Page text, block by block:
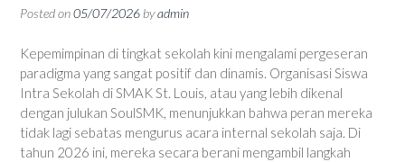
Posted on05/07/2026 byadmin
Kepemimpinan di tingkat sekolah kini mengalami pergeseran
paradigma yang sangat positif dan dinamis. Organisasi Siswa
Intra Sekolah di SMAK St. Louis, atau yang lebih dikenal
dengan julukan SoulSMK, menunjukkan bahwa peran mereka
tidak lagi sebatas mengurus acara internal sekolah saja. Di
tahun 2026 ini, mereka secara berani mengambil langkah